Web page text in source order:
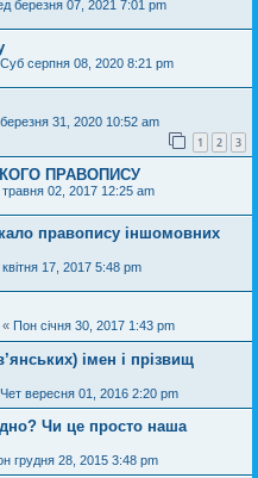
березня 07, 2021 7:01 pm
Суб серпня 08, 2020 8:21 pm
березня 31, 2020 10:52 am
1 2 3
ПРАВОПИСУ
травня 02, 2017 12:25 am
правопису іншомовних
17, 2017 5:48 pm
« Пон січня 30, 2017 1:43 pm
імен і прізвищ
Чет вересня 01, 2016 2:20 pm
Чи це просто наша
грудня 28, 2015 3:48 pm